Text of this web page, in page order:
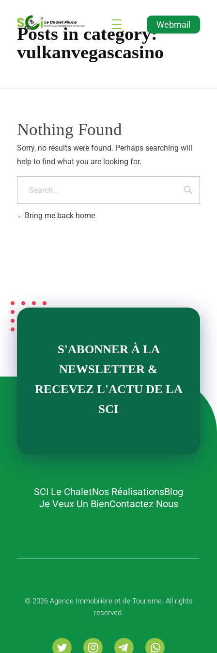
Agence Immobilière et de Tourisme
Immobilier, Tourisme, Vente & Achat
Webmail
Posts in category:
vulkanvegascasino
Nothing Found
Sorry, no results were found. Perhaps searching will
help to find what you are looking for.
Bring me back home
S'ABONNER À LA
NEWSLETTER &
RECEVEZ L'ACTU DE LA
SCI
Agence Immobilière et de Tourisme
SCI Le ChaletNos RéalisationsBlog
Je Veux Un BienContactez Nous
© 2026 Agence Immobilière et de Tourisme. All rights
reserved.